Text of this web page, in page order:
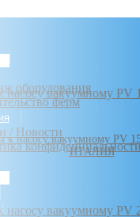
оборудования
ферм
/ Новости
к насосу вакуумному PV
ИТАЛИЯ